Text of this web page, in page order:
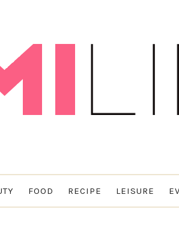
FOOD RECIPE LEISURE